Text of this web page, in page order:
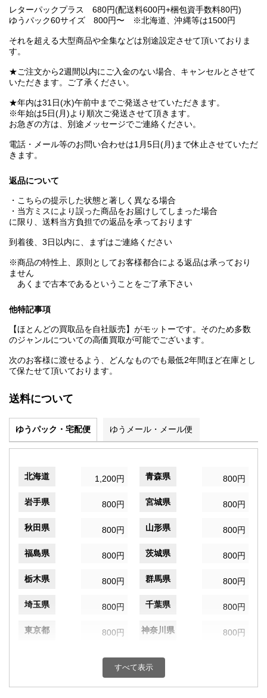
レターパックプラス 680円(配送料600円+梱包資手数料80円)
ゆうパック60サイズ 800円〜 ※北海道、沖縄等は1500円
それを超える大型商品や全集などは別途設定させて頂いておりま
す。
★ご注文から2週間以内にご入金のない場合、キャンセルとさせて
いただきます。ご了承ください。
★年内は31日(水)午前中までご発送させていただきます。
※年始は5日(月)より順次ご発送させて頂きます。
お急ぎの方は、別途メッセージでご連絡ください。
電話・メール等のお問い合わせは1月5日(月)まで休止させていただ
きます。
返品について
・こちらの提示した状態と著しく異なる場合
・当方ミスにより誤った商品をお届けしてしまった場合
に限り、送料当方負担での返品を承っております
到着後、3日以内に、まずはご連絡ください
※商品の特性上、原則としてお客様都合による返品は承っており
ません
あくまで古本であるということをご了承下さい
他特記事項
【ほとんどの買取品を自社販売】がモットーです。そのため多数
のジャンルについての高価買取が可能でございます。
次のお客様に渡せるよう、どんなものでも最低2年間ほど在庫とし
て保たせて頂いております。
送料について
ゆうパック・宅配便 ゆうメール・メール便
北海道 1,200円 青森県 800円
岩手県 800円 宮城県 800円
秋田県 800円 山形県 800円
福島県 800円 茨城県 800円
栃木県 800円 群馬県 800円
埼玉県 800円 千葉県 800円
東京都 800円 神奈川県 800円
800円 富山県
すべて表示